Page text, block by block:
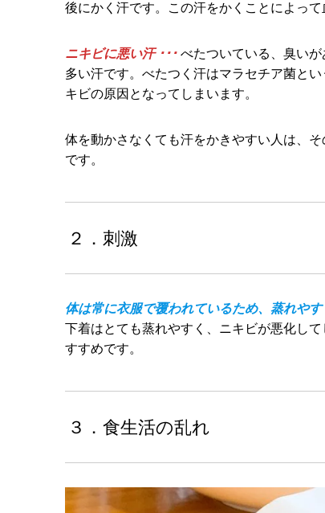
後にかく汗です。この汗をかくことによっ
ニキビに悪い汗･･･ べたついている、臭い
多い汗です。べたつく汗はマラセチア菌と
キビの原因となってしまいます。
体を動かさなくても汗をかきやすい人は、
です。
２．刺激
体は常に衣服で覆われているため、蒸れや
下着はとても蒸れやすく、ニキビが悪化し
すすめです。
３．食生活の乱れ